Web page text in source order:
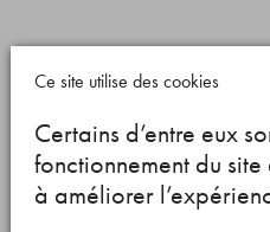
Ce site utilise des cookies
Certains d’entre eux
fonctionnement du site
à améliorer